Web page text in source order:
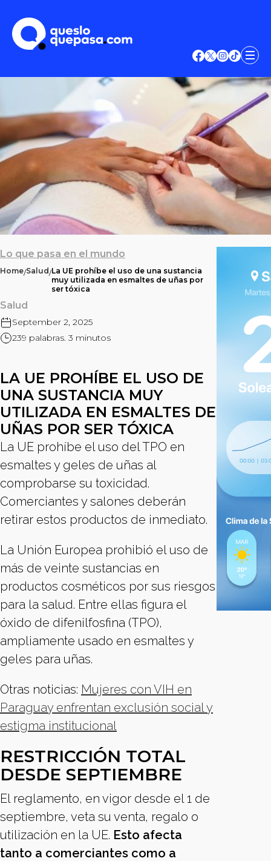
Lo que pasa en el mundo
Home/Salud/La UE prohíbe el uso de una sustancia
muy utilizada en esmaltes de uñas por
ser tóxica
Salud
September 2, 2025
239 palabras. 3 minutos
LA UE PROHÍBE EL USO DE
UNA SUSTANCIA MUY
UTILIZADA EN ESMALTES DE
UÑAS POR SER TÓXICA
La UE prohíbe el uso del TPO en
esmaltes y geles de uñas al
comprobarse su toxicidad.
Comerciantes y salones deberán
retirar estos productos de inmediato.
La Unión Europea prohibió el uso de
más de veinte sustancias en
productos cosméticos por sus riesgos
para la salud. Entre ellas figura el
óxido de difenilfosfina (TPO),
ampliamente usado en esmaltes y
geles para uñas.
Otras noticias: Mujeres con VIH en
Paraguay enfrentan exclusión social y
estigma institucional
RESTRICCIÓN TOTAL
DESDE SEPTIEMBRE
El reglamento, en vigor desde el 1 de
septiembre, veta su venta, regalo o
utilización en la UE. Esto afecta
tanto a comerciantes como a